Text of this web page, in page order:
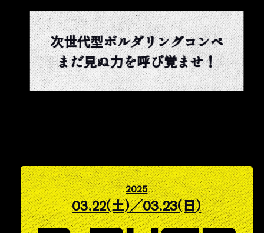
次世代型ボルダリングコンペ
まだ見ぬ力を呼び覚ませ！
2025
03.22(土)／03.23(日)